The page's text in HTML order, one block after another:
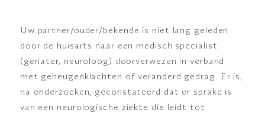
Uw partner/ouder/bekende is niet lang geleden
door de huisarts naar een medisch specialist
(geriater, neuroloog) doorverwezen in verband
met geheugenklachten of veranderd gedrag. Er is,
na onderzoeken, geconstateerd dat er sprake is
van een neurologische ziekte die leidt tot